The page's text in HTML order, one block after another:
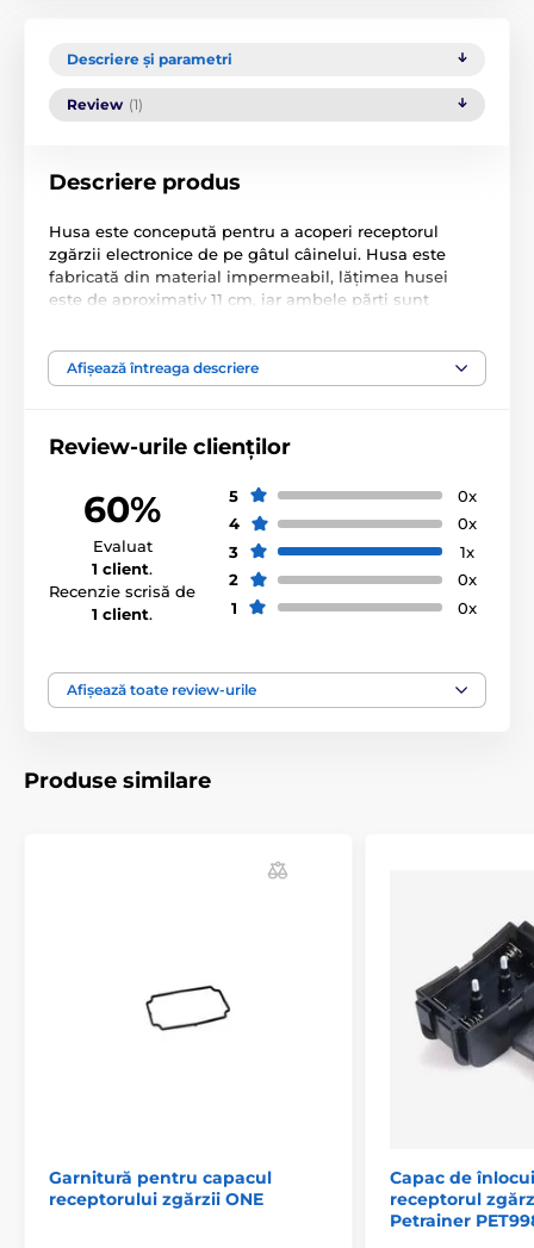
Descriere și parametri
Review (1)
Descriere produs
Husa este concepută pentru a acoperi receptorul
zgărzii electronice de pe gâtul câinelui. Husa este
fabricată din material impermeabil, lățimea husei
este de aproximativ 11 cm, iar ambele părți sunt
MărimeS: 45 - 60 cm circumferința gâtului
Produsul este inclus în categoria
Accesorii, zgărzi pentru antrenament
Accesorii
Afișează întreaga descriere
Review-urile clienților
60%
Evaluat
1 client.
Recenzie scrisă de
1 client.
5
0x
4
0x
3
1x
2
0x
1
0x
Afișează toate review-urile
Produse similare
Garnitură pentru capacul
receptorului zgărzii ONE
Capac de
receptorul
Petrainer